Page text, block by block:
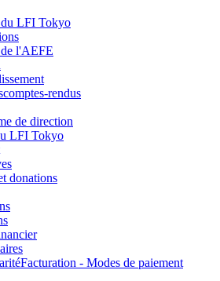
du LFI Tokyo
de l'AEFE
comptes-rendus
de direction
LFI Tokyo
donations
Facturation - Modes de paiement